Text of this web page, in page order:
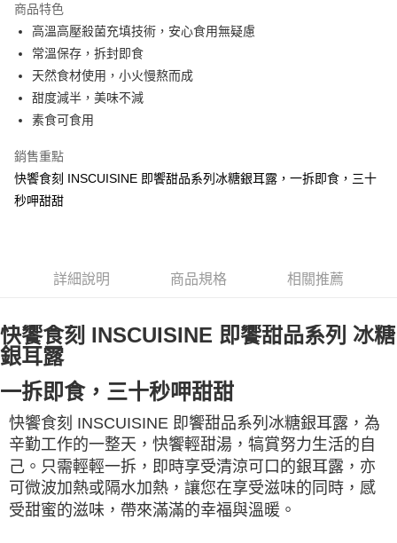
3.實際核准額度、可分期數及費用金額請依後續交易確認頁面所載為準。
4.訂單成立30分鐘內，如未前往確認交易或遇審核未通過，訂單將自動取
消。如遇「轉專審核」未通過狀況，表示未達大哥付你分期系統評分，恕無
法說明評估內容。
【繳款方式說明】
1.分期款項不併入電信帳單，「大哥付你分期」於每月結算日後寄送繳費提
2.透過簡訊連結打開帳單後，可選擇「超商條碼／台灣大直營門市／銀行轉
【注意事項】
用戶於交易時，得透過本服務購買商品或服務，並由商店將買賣／分期付款
由本公司與您本人進行分期帳單所需資料之確認、核對及更正。
3.完整用戶服務條款，請詳閱以下連結：https://oppay.tw/userRule
運送方式
7-11取貨(快速到店)
每筆NT$100，滿NT$1,000(含以上)免運費
離島郵局
貨到付款
商品特色
高溫高壓殺菌充填技術，安心食用無疑慮
常溫保存，拆封即食
天然食材使用，小火慢熬而成
甜度減半，美味不減
素食可食用
銷售重點
快饗食刻 INSCUISINE 即饗甜品系列冰糖銀耳露，一拆即食，三十
秒呷甜甜
詳細說明 商品規格 相關推薦
快饗食刻 INSCUISINE 即饗甜品系列 冰糖
銀耳露
一拆即食，三十秒呷甜甜
快饗食刻 INSCUISINE 即饗甜品系列冰糖銀耳露，為
辛勤工作的一整天，快饗輕甜湯，犒賞努力生活的自
己。只需輕輕一拆，即時享受清涼可口的銀耳露，亦
可微波加熱或隔水加熱，讓您在享受滋味的同時，感
受甜蜜的滋味，帶來滿滿的幸福與溫暖。